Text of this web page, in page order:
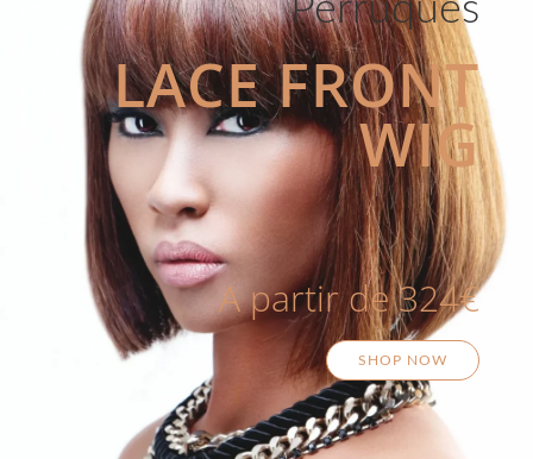
Perruques
LACE FRONT
WIG
A partir de 324€
SHOP NOW